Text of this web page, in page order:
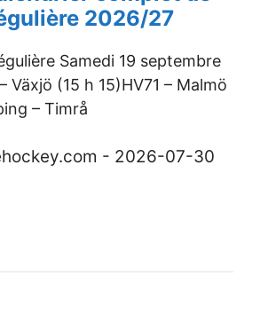
2026/27
Samedi 19 septembre
Växjö (15 h 15)HV71 – Malmö
– Timrå
- 2026-07-30